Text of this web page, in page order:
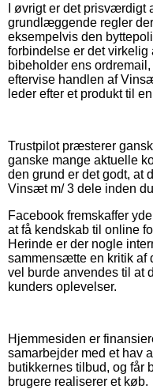
I øvrigt er det prisværdigt
grundlæggende regler
eksempelvis den
forbindelse er det virkelig
bibeholder ens
eftervise handlen af
leder efter et produkt til
Trustpilot præsterer
ganske mange aktuelle
den grund er det godt, at
Vinsæt m/ 3 dele inden
Facebook fremskaffer
at få kendskab til online
Herinde er der nogle
sammensætte en kritik af
vel burde anvendes til at
kunders oplevelser.
Hjemmesiden er
samarbejder med et hav
butikkernes tilbud, og får
brugere realiserer et køb.